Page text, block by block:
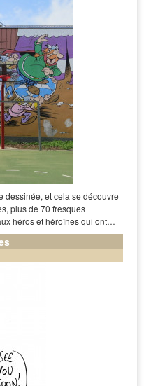
dessinée, et cela se découvre
plus de 70 fresques
héros et héroïnes qui ont…